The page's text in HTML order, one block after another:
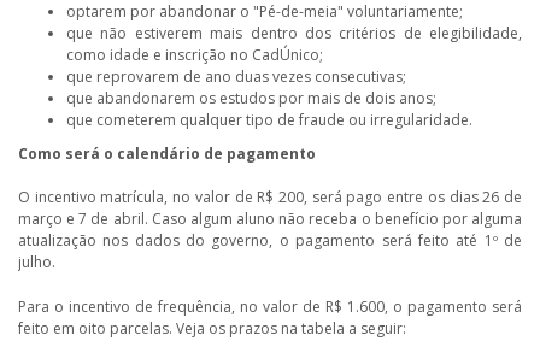
optarem por abandonar o "Pé-de-meia" voluntariamente;
que não estiverem mais dentro dos critérios de elegibilidade,
como idade e inscrição no CadÚnico;
que reprovarem de ano duas vezes consecutivas;
que abandonarem os estudos por mais de dois anos;
que cometerem qualquer tipo de fraude ou irregularidade.
Como será o calendário de pagamento
O incentivo matrícula, no valor de R$ 200, será pago entre os dias 26 de
março e 7 de abril. Caso algum aluno não receba o benefício por alguma
atualização nos dados do governo, o pagamento será feito até 1º de
julho.
Para o incentivo de frequência, no valor de R$ 1.600, o pagamento será
feito em oito parcelas. Veja os prazos na tabela a seguir: